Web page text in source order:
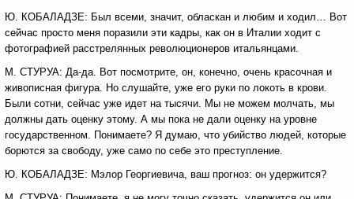
Ю. КОБАЛАДЗЕ: Был всеми, значит, обласкан и любим и ходил… Вот
сейчас просто меня поразили эти кадры, как он в Италии ходит с
фотографией расстрелянных революционеров итальянцами.
М. СТУРУА: Да-да. Вот посмотрите, он, конечно, очень красочная и
живописная фигура. Но слушайте, уже его руки по локоть в крови.
Были сотни, сейчас уже идет на тысячи. Мы не можем молчать, мы
должны дать оценку этому. А мы пока не дали оценку на уровне
государственном. Понимаете? Я думаю, что убийство людей, которые
борются за свободу, уже само по себе это преступление.
Ю. КОБАЛАДЗЕ: Мэлор Георгиевича, ваш прогноз: он удержится?